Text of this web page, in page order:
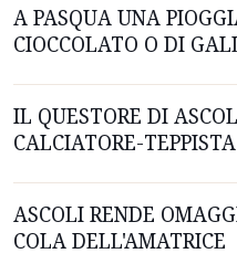
A PASQUA UNA
CIOCCOLATO O DI
IL QUESTORE DI
CALCIATORE-TEPPISTA
ASCOLI RENDE
COLA DELL'AMATRICE